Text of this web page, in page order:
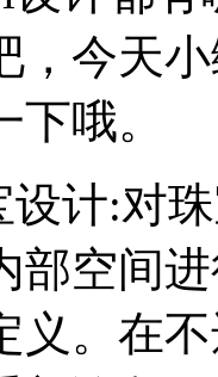
，今天
下哦。
设计:对
部空间
义。在